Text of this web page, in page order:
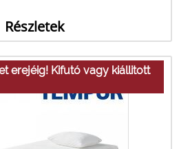
Részletek
erejéig! Kifutó vagy kiállitott